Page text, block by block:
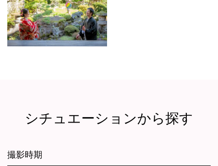
シチュエーションから探す
撮影時期